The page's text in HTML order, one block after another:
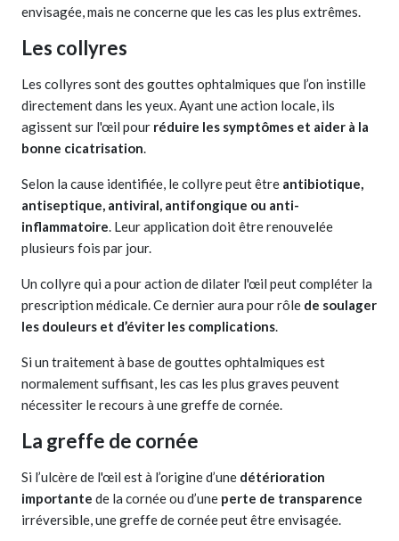
envisagée, mais ne concerne que les cas les plus extrêmes.
Les collyres
Les collyres sont des gouttes ophtalmiques que l’on instille
directement dans les yeux. Ayant une action locale, ils
agissent sur l'œil pour réduire les symptômes et aider à la
bonne cicatrisation.
Selon la cause identifiée, le collyre peut être antibiotique,
antiseptique, antiviral, antifongique ou anti-
inflammatoire. Leur application doit être renouvelée
plusieurs fois par jour.
Un collyre qui a pour action de dilater l'œil peut compléter la
prescription médicale. Ce dernier aura pour rôle de soulager
les douleurs et d’éviter les complications.
Si un traitement à base de gouttes ophtalmiques est
normalement suffisant, les cas les plus graves peuvent
nécessiter le recours à une greffe de cornée.
La greffe de cornée
Si l’ulcère de l'œil est à l’origine d’une détérioration
importante de la cornée ou d’une perte de transparence
irréversible, une greffe de cornée peut être envisagée.